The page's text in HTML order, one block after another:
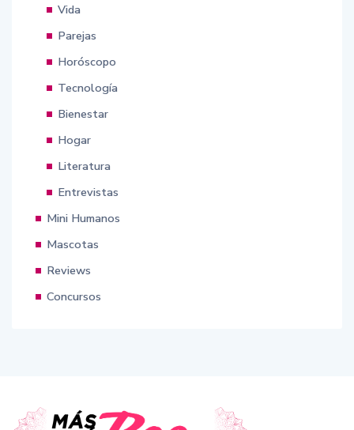
Vida
Parejas
Horóscopo
Tecnología
Bienestar
Hogar
Literatura
Entrevistas
Mini Humanos
Mascotas
Reviews
Concursos